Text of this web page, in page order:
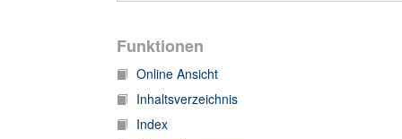
Funktionen
Online Ansicht
Inhaltsverzeichnis
Index